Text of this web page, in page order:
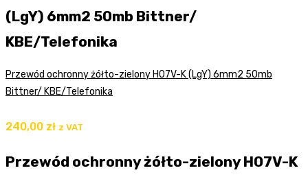
(LgY) 6mm2 50mb Bittner/
KBE/Telefonika
Przewód ochronny żółto-zielony H07V-K (LgY) 6mm2 50mb
Bittner/ KBE/Telefonika
240,00 zł z VAT
Przewód ochronny żółto-zielony H07V-K